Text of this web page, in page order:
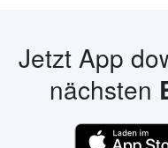
Jetzt App
nächsten